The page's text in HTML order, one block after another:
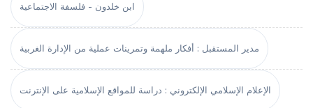
ابن خلدون - فلسفة الاجتماعية
مدير المستقبل : أفكار ملهمة وتمرينات عملية من الإدارة الغربية
الإعلام الإسلامي الإلكتروني : دراسة للمواقع الإسلامية على الإنترنت